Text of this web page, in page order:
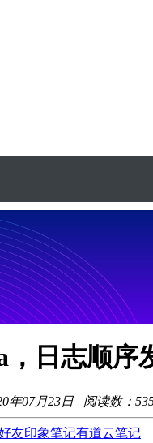
，日志顺序
年07月23日 | 阅读数：
友印象笔记有道云笔记